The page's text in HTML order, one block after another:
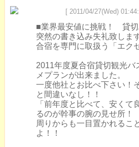
[ 2011/04/27(Wed)
■業界最安値に挑戦！ 貸
突然の書き込み失礼致します
合宿を専門に取扱う「エク
2011年度夏合宿貸切観光バ
メプランが出来ました。
一度他社とお比べ下さい！
と間違いなし！！
「前年度と比べて、安くて
るのが幹事の腕の見せ所！
周りからも一目置かれるこ
よ！！